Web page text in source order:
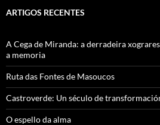
ARTIGOS RECENTES
A Cega de Miranda: a derradeira
a memoria
Ruta das Fontes de Masoucos
Castroverde: Un século de
O espello da alma